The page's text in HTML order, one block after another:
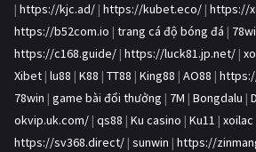
| https://kjc.ad/ | https://kubet.eco/ | https://
https://b52com.io | trang cá độ bóng đá |
https://c168.guide/ | https://luck81.jp.net/ |
Xibet | lu88 | K88 | TT88 | King88 | AO88 |
78win | game bài đổi thưởng | 7M | Bongdalu |
okvip.uk.com/ | qs88 | Ku casino | Ku11 |
https://sv368.direct/ | sunwin | https://